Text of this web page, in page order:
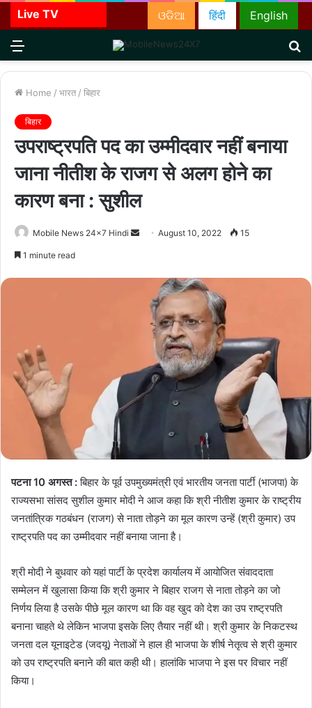
Live TV English
हिंदी
ଓଡିଆ
Menu
Home / भारत / बिहार
बिहार
उपराष्ट्रपति पद का उम्मीदवार नहीं बनाया
जाना नीतीश के राजग से अलग होने का
कारण बना : सुशील
Mobile News 24x7 Hindi
SendAugust 10, 2022 15
1 minute read
पटना 10 अगस्त :बिहार के पूर्व उपमुख्यमंत्री एवं भारतीय जनता पार्टी (भाजपा) के
राज्यसभा सांसद सुशील कुमार मोदी ने आज कहा कि श्री नीतीश कुमार के राष्ट्रीय
जनतांत्रिक गठबंधन (राजग) से नाता तोड़ने का मूल कारण उन्हें (श्री कुमार) उप
राष्ट्रपति पद का उम्मीदवार नहीं बनाया जाना है।
श्री मोदी ने बुधवार को यहां पार्टी के प्रदेश कार्यालय में आयोजित संवाददाता
सम्मेलन में खुलासा किया कि श्री कुमार ने बिहार राजग से नाता तोड़ने का जो
निर्णय लिया है उसके पीछे मूल कारण था कि वह खुद को देश का उप राष्ट्रपति
बनाना चाहते थे लेकिन भाजपा इसके लिए तैयार नहीं थी। श्री कुमार के निकटस्थ
जनता दल यूनाइटेड (जदयू) नेताओं ने हाल ही भाजपा के शीर्ष नेतृत्व से श्री कुमार
को उप राष्ट्रपति बनाने की बात कही थी। हालांकि भाजपा ने इस पर विचार नहीं
किया।